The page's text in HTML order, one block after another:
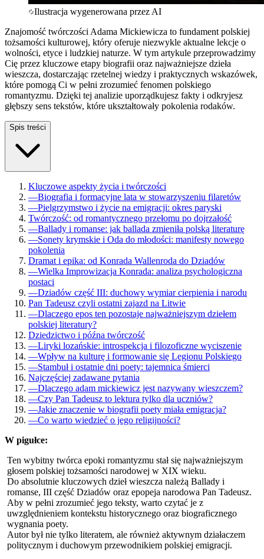
Ilustracja wygenerowana przez AI
Znajomość twórczości Adama Mickiewicza to fundament polskiej
tożsamości kulturowej, który oferuje niezwykle aktualne lekcje o
wolności, etyce i ludzkiej naturze. W tym artykule przeprowadzimy
Cię przez kluczowe etapy biografii oraz najważniejsze dzieła
wieszcza, dostarczając rzetelnej wiedzy i praktycznych wskazówek,
które pomogą Ci w pełni zrozumieć fenomen polskiego
romantyzmu. Dzięki tej analizie uporządkujesz fakty i odkryjesz
głębszy sens tekstów, które ukształtowały pokolenia rodaków.
Spis treści
Kluczowe aspekty życia i twórczości
—Biografia i formacyjne lata w stowarzyszeniu filaretów
—Pielgrzymstwo i życie na emigracji: okres paryski
Twórczość: od romantycznego przełomu po dojrzałość
—Ballady i romanse: jak ballada zmieniła polską literaturę
—Sonety krymskie i Oda do młodości: manifesty nowego
pokolenia
Dramat i epika: od Konrada Wallenroda do Dziadów
—Wielka Improwizacja Konrada: analiza psychologiczna
postaci
—Dziadów część III: duchowy wymiar cierpienia i narodu
Pan Tadeusz czyli ostatni zajazd na Litwie
—Dlaczego epos ten pozostaje najważniejszym dziełem
polskiej literatury?
Dziedzictwo i późna twórczość
—Liryki lozańskie: introspekcja i filozoficzne wyciszenie
—Wpływ na kulturę i formowanie się Legionu Polskiego
—Stambuł i ostatnie dni poety: tajemnica śmierci
Najczęściej zadawane pytania
—Dlaczego adam mickiewicz jest nazywany wieszczem?
—Czy Pan Tadeusz to lektura tylko dla uczniów?
—Jakie znaczenie w biografii poety miała emigracja?
—Co warto wiedzieć o jego religijności?
W pigułce:
Ten wybitny twórca epoki romantyzmu stał się najważniejszym
głosem polskiej tożsamości narodowej w XIX wieku.
Do absolutnie kluczowych dzieł wieszcza należą Ballady i
romanse, III część Dziadów oraz epopeja narodowa Pan Tadeusz.
Aby w pełni zrozumieć jego teksty, warto czytać je z
uwzględnieniem kontekstu historycznego oraz biograficznego
wygnania poety.
Autor był nie tylko literatem, ale również aktywnym działaczem
politycznym i duchowym przewodnikiem polskiej emigracji.